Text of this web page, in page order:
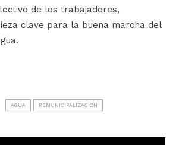
de los trabajadores,
clave para la buena marcha del
AGUA REMUNICIPALIZACIÓN